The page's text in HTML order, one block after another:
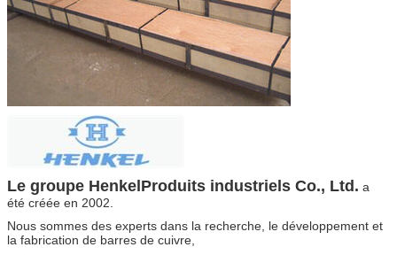
Le groupe Henkel Produits industriels Co., Ltd. a
été créée en 2002.
Nous sommes des experts dans la recherche, le développement et
la fabrication de barres de cuivre,